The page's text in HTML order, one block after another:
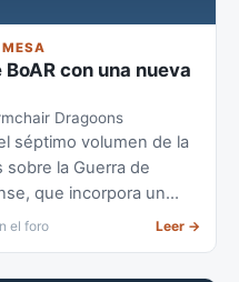
MESA
con una nueva
Dragoons
séptimo volumen de la
sobre la Guerra de
que incorpora un
americanos.
el foro Leer →